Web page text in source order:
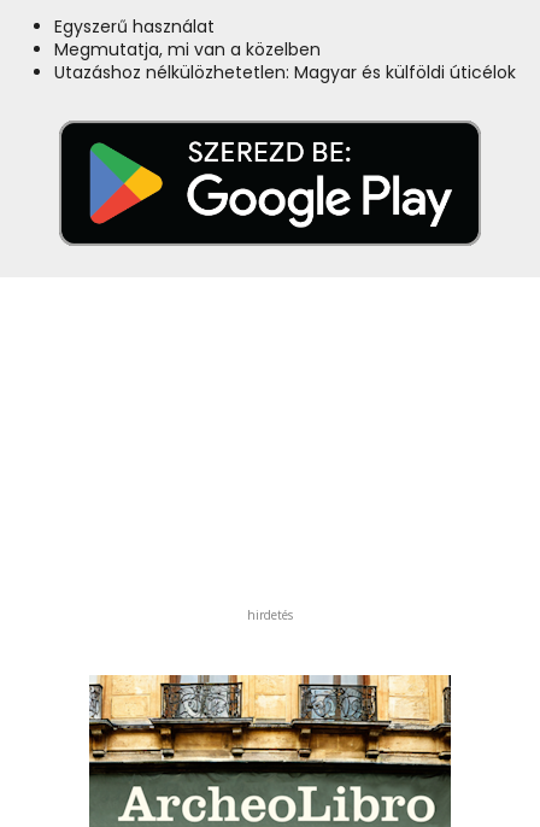
Egyszerű használat
Megmutatja, mi van a közelben
Utazáshoz nélkülözhetetlen: Magyar és külföldi úticélok
hirdetés